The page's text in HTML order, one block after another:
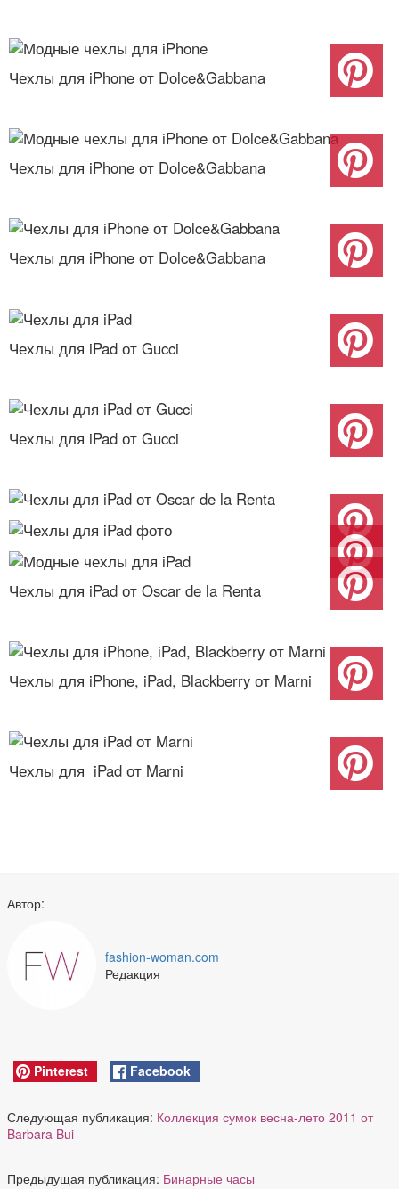
Чехлы для iPhone от Dolce&Gabbana
Чехлы для iPhone от Dolce&Gabbana
Чехлы для iPhone от Dolce&Gabbana
Чехлы для iPad от Gucci
Чехлы для iPad от Gucci
Чехлы для iPad от Oscar de la Renta
Чехлы для iPhone, iPad, Blackberry от Marni
Чехлы для iPad от Marni
Автор:
fashion-woman.com
Редакция
Pinterest Facebook
Следующая публикация: Коллекция сумок весна-лето 2011 от
Barbara Bui
Предыдущая публикация: Бинарные часы